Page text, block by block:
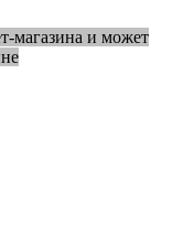
магазина и может